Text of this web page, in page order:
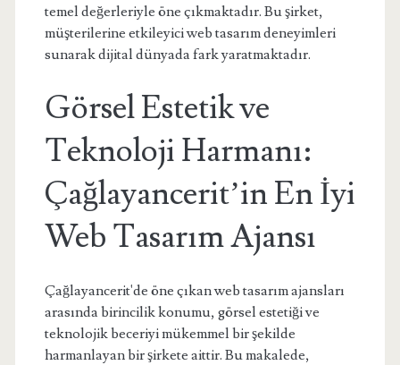
temel değerleriyle öne çıkmaktadır. Bu şirket,
müşterilerine etkileyici web tasarım deneyimleri
sunarak dijital dünyada fark yaratmaktadır.
Görsel Estetik ve
Teknoloji Harmanı:
Çağlayancerit’in En İyi
Web Tasarım Ajansı
Çağlayancerit'de öne çıkan web tasarım ajansları
arasında birincilik konumu, görsel estetiği ve
teknolojik beceriyi mükemmel bir şekilde
harmanlayan bir şirkete aittir. Bu makalede,